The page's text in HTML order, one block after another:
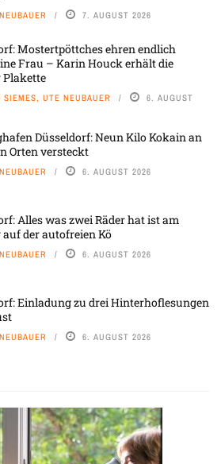
7. AUGUST 2026
Mostertpöttches ehren endlich
Frau – Karin Houck erhält die
SIEMES, UTE NEUBAUER 6. AUGUST
Düsseldorf: Neun Kilo Kokain an
Orten versteckt
6. AUGUST 2026
Alles was zwei Räder hat ist am
auf der autofreien Kö
6. AUGUST 2026
Einladung zu drei Hinterhoflesungen
6. AUGUST 2026